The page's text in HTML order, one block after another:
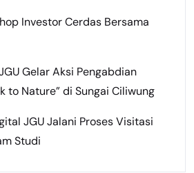
Investor Cerdas Bersama
Gelar Aksi Pengabdian
to Nature” di Sungai Ciliwung
JGU Jalani Proses Visitasi
Studi